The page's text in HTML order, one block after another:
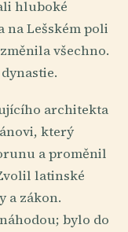
hluboké
na Lešském poli
všechno.
architekta
který
a proměnil
latinské
a zákon.
bylo do